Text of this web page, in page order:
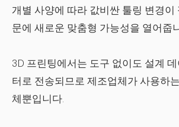
개별 사양에 따라 값비싼 툴링 변경이
문에 새로운 맞춤형 가능성을 열어줍
3D 프린팅에서는 도구 없이도 설계
터로 전송되므로 제조업체가 사용하
체뿐입니다.